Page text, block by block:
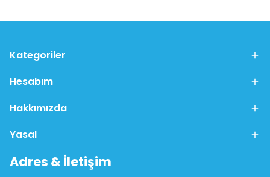
Kategoriler
Hesabım
Hakkımızda
Yasal
Adres & İletişim